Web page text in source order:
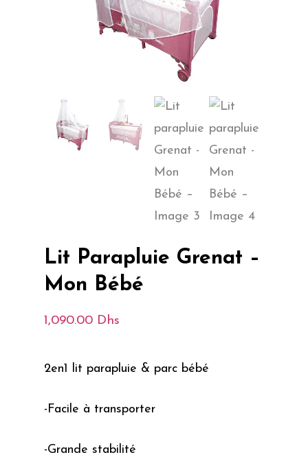
Lit Parapluie Grenat –
Mon Bébé
1,090.00 Dhs
2en1 lit parapluie & parc bébé
-Facile à transporter
-Grande stabilité